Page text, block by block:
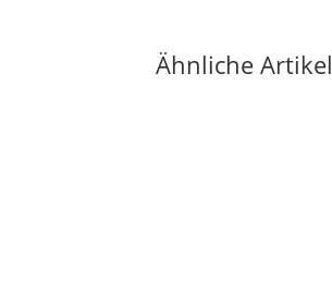
Ähnliche Artikel